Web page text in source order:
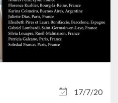
17/7/20